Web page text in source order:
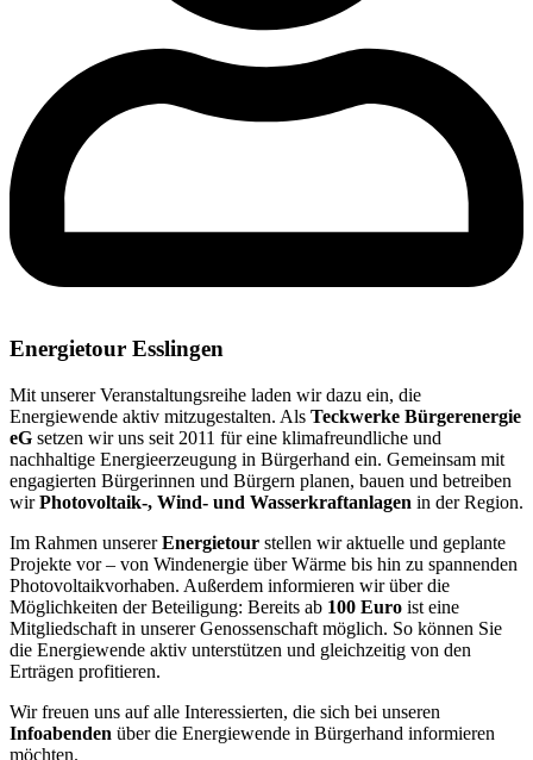
Energietour Esslingen
Mit unserer Veranstaltungsreihe laden wir dazu ein, die
Energiewende aktiv mitzugestalten. Als Teckwerke Bürgerenergie
eG setzen wir uns seit 2011 für eine klimafreundliche und
nachhaltige Energieerzeugung in Bürgerhand ein. Gemeinsam mit
engagierten Bürgerinnen und Bürgern planen, bauen und betreiben
wirPhotovoltaik-, Wind- und Wasserkraftanlagen in der Region.
Im Rahmen unsererEnergietour stellen wir aktuelle und geplante
Projekte vor – von Windenergie über Wärme bis hin zu spannenden
Photovoltaikvorhaben. Außerdem informieren wir über die
Möglichkeiten der Beteiligung: Bereits ab 100 Euro ist eine
Mitgliedschaft in unserer Genossenschaft möglich. So können Sie
die Energiewende aktiv unterstützen und gleichzeitig von den
Erträgen profitieren.
Wir freuen uns auf alle Interessierten, die sich bei unseren
Infoabenden über die Energiewende in Bürgerhand informieren
möchten.